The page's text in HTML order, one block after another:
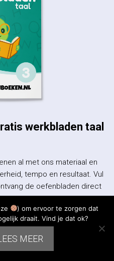
werkbladen taal
al met ons materiaal en
tempo en resultaat. Vul
de oefenbladen direct
) om ervoor te zorgen dat
draait. Vind je dat ok?
MEER